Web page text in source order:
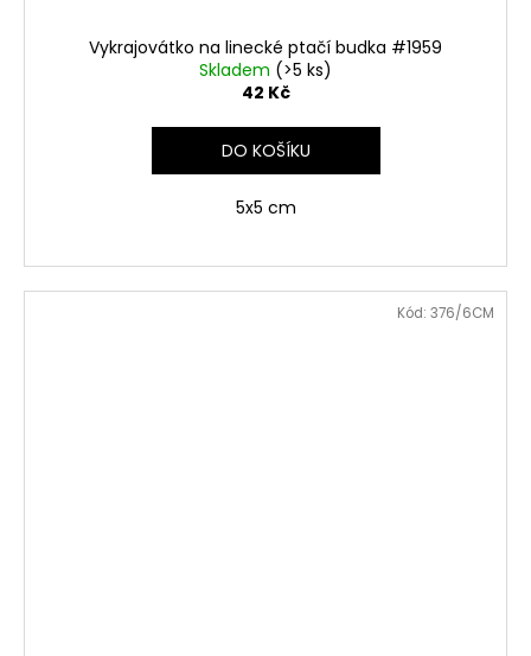
Vykrajovátko na linecké ptačí budka #1959
Skladem (>5 ks)
42 Kč
DO KOŠÍKU
5x5 cm
Kód: 376/6CM